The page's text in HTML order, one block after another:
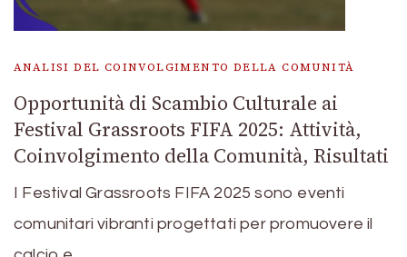
ANALISI DEL COINVOLGIMENTO DELLA COMUNITÀ
Opportunità di Scambio Culturale ai
Festival Grassroots FIFA 2025: Attività,
Coinvolgimento della Comunità, Risultati
I Festival Grassroots FIFA 2025 sono eventi
comunitari vibranti progettati per promuovere il